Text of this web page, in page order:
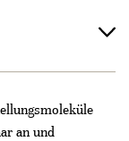
an und